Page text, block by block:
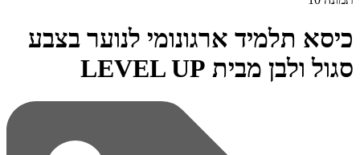
כיסא תלמיד ארגונומי לנוער בצבע
סגול ולבן מבית LEVEL UP